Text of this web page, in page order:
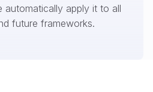
automatically apply it to all
future frameworks.